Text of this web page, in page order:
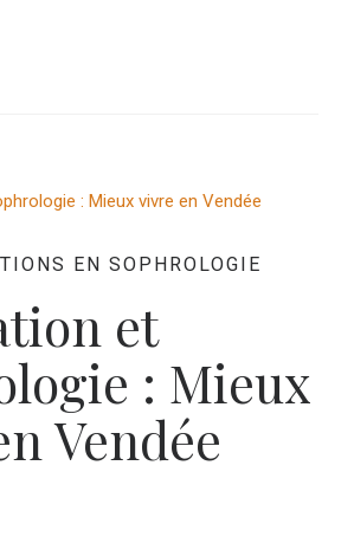
EN SOPHROLOGIE
et
: Mieux
Vendée